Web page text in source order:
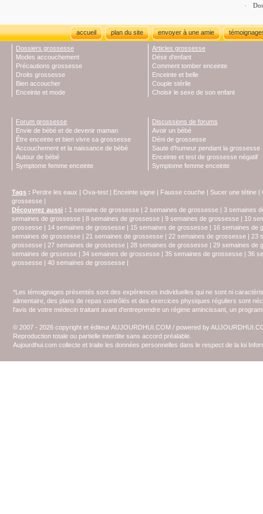
accueil plan du site envoyer à une amie
Dossiers grossesse
Modes accouchement
Précautions grossesse
Droits grossesse
Bien accoucher
Enceinte et mode
Articles grossesse
Désir d'enfant
Comment tomber enceinte
Enceinte et belle
Couple stérile
Choisir le sexe de son enfant
Forum grossesse
Envie de bébé et de devenir maman
Être enceinte et bien vivre sa grossesse
Accouchement et la naissance de bébé
Autour de bébé
Symptome femme enceinte
Discussions de forums
Avoir un bébé
Déni de grossesse
Saute d'humeur pendant la grossesse
Enceinte et test de grossesse négatif
Symptome femme enceinte
Tags : Perdre les eaux | Ova-test | Enceinte signe | Fausse couche | Sucer une tétine |
grossesse |
Découvrez aussi : 1 semaine de grossesse | 2 semaines de grossesse | 3 semaines
semaines de grossesse | 8 semaines de grossesse | 9 semaines de grossesse | 10
grossesse | 14 semaines de grossesse | 15 semaines de grossesse | 16 semaines de
semaines de grossesse | 21 semaines de grossesse | 22 semaines de grossesse | 23
grossesse | 27 semaines de grossesse | 28 semaines de grossesse | 29 semaines de
semaines de grssesse | 34 semaines de grossesse | 35 semaines de grossesse | 36
grossesse | 40 semaines de grossesse |
*Les témoignages présentés sont des expériences individuelles qui ne sont ni
alimentaire, des plans de repas contrôlés et des exercices physiques réguliers sont
l'avis de votre médecin traitant avant d'entreprendre un régime amincissant, un
© 2007 - 2026 copyright et éditeur AUJOURDHUI.COM / powered by
Reproduction totale ou partielle interdite sans accord préalable.
Aujourdhui.com collecte et traite les données personnelles dans le respect de la loi